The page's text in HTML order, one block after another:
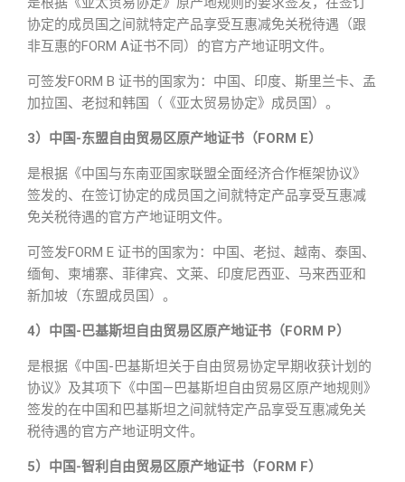
协定的成员国之间就特定产品享受互惠减免关税待遇（跟
非互惠的FORM A证书不同）的官方产地证明文件。
可签发FORM B 证书的国家为：中国、印度、斯里兰卡、孟
加拉国、老挝和韩国（《亚太贸易协定》成员国）。
3）中国-东盟自由贸易区原产地证书（FORM E）
是根据《中国与东南亚国家联盟全面经济合作框架协议》
签发的、在签订协定的成员国之间就特定产品享受互惠减
免关税待遇的官方产地证明文件。
可签发FORM E 证书的国家为：中国、老挝、越南、泰国、
缅甸、柬埔寨、菲律宾、文莱、印度尼西亚、马来西亚和
新加坡（东盟成员国）。
4）中国-巴基斯坦自由贸易区原产地证书（FORM P）
是根据《中国-巴基斯坦关于自由贸易协定早期收获计划的
协议》及其项下《中国—巴基斯坦自由贸易区原产地规则》
签发的在中国和巴基斯坦之间就特定产品享受互惠减免关
税待遇的官方产地证明文件。
5）中国-智利自由贸易区原产地证书（FORM F）